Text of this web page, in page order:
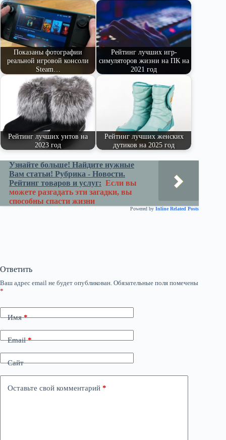
ss
ni
ki
t
pp
m
r
ви
ть
Показаны фотографии
реальной игровой консоли
Steam…
Рейтинг лучших игр-
симуляторов жизни на ПК на
2021 год
Рейтинг лучших унтов на
2023 год
Рейтинг лучших женских
дутиков на 2025 год
Узнайте больше! Найдите нужные
Вам статьи! Рубрика - Новости.
Рейтинг товаров и услуг: Если вы
можете разгадать эти загадки, вы
способны спасти жизни
Powered by Inline Related Posts
Ответить
Ваш адрес email не будет опубликован. Обязательные поля помечены
*
Имя*
Email*
Сайт
Оставьте свой комментарий *